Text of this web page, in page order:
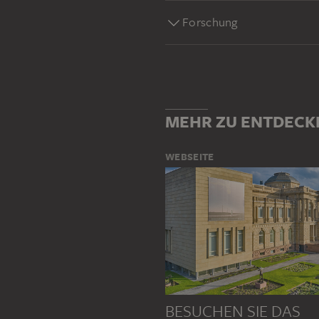
Forschung
MEHR ZU
WEBSEITE
BESUCHEN SIE DAS